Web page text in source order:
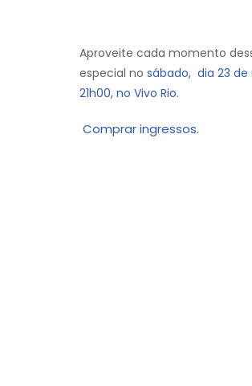
Aproveite cada momento
especial no sábado, dia 23
21h00, no Vivo Rio.
Comprar ingressos.